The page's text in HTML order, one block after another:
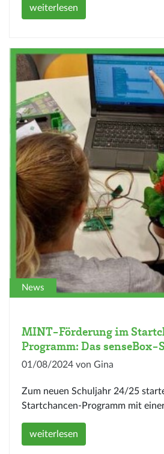
weiterlesen
News
MINT-Förderung im
Programm: Das senseBox-
01/08/2024 von Gina
Zum neuen Schuljahr 24/25
Startchancen-Programm mit
weiterlesen